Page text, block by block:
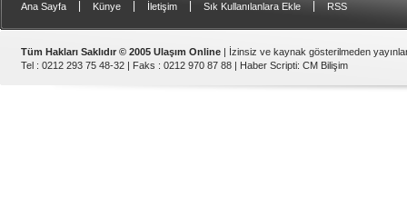
Ana Sayfa Künye İletişim Sık Kullanılanlara Ekle RSS
Tüm Hakları Saklıdır © 2005 Ulaşım Online | İzinsiz ve kaynak gösterilmeden
Tel : 0212 293 75 48-32 | Faks : 0212 970 87 88 | Haber Scripti: CM Bilişim